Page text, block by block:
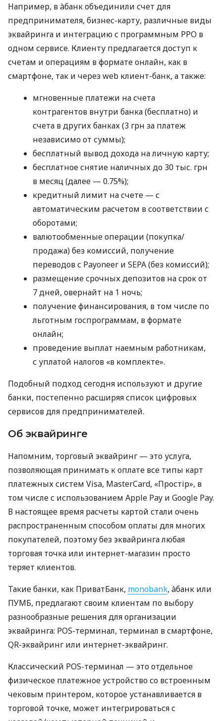
Например, в àбанк объединили счет для
предпринимателя, бизнес-карту, различные виды
эквайринга и интеграцию с программным РРО в
одном сервисе. Клиенту предлагается доступ к
счетам и операциям в формате онлайн, как в
смартфоне, так и через web клиент-банк, а также:
мгновенные платежи на счета
контрагентов внутри банка (бесплатно) и
счета в других банках (3 грн за платеж
независимо от суммы);
бесплатный вывод дохода на личную карту;
бесплатное снятие наличных до 30 тыс. грн
в месяц (далее — 0.75%);
кредитный лимит на счете — с
автоматическим расчетом в соответствии с
оборотами;
валютообменные операции (покупка/
продажа) без комиссий, получение
переводов с Payoneer и SEPA (без комиссий);
размещение срочных депозитов на срок от
7 дней, овернайт на 1 ночь;
получение финансирования, в том числе по
льготным госпрограммам, в формате
онлайн;
проведение выплат наемным работникам,
с уплатой налогов «в комплекте».
Подобный подход сегодня используют и другие
банки, постепенно расширяя список цифровых
сервисов для предпринимателей.
Об эквайринге
Напомним, торговый эквайринг — это услуга,
позволяющая принимать к оплате все типы карт
платежных систем Visa, MasterCard, «Простір», в
том числе с использованием Apple Pay и Google Pay.
В настоящее время расчеты картой стали очень
распространенным способом оплаты для многих
покупателей, поэтому без эквайринга любая
торговая точка или интернет-магазин просто
теряет клиентов.
Такие банки, как ПриватБанк, monobank, àбанк или
ПУМБ, предлагают своим клиентам по выбору
разнообразные решения для организации
эквайринга: POS-терминал, терминал в смартфоне,
QR-эквайринг или интернет-эквайринг.
Классический POS-терминал — это отдельное
физическое платежное устройство со встроенным
чековым принтером, которое устанавливается в
торговой точке, может интегрироваться с